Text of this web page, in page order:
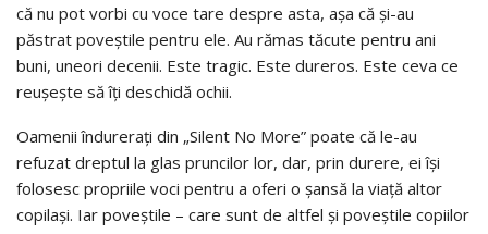
că nu pot vorbi cu voce tare despre asta, așa că și-au
păstrat poveștile pentru ele. Au rămas tăcute pentru ani
buni, uneori decenii. Este tragic. Este dureros. Este ceva ce
reușește să îţi deschidă ochii.
Oamenii îndurerați din „Silent No More” poate că le-au
refuzat dreptul la glas pruncilor lor, dar, prin durere, ei își
folosesc propriile voci pentru a oferi o şansă la viață altor
copilași. Iar poveștile – care sunt de altfel și poveștile copiilor